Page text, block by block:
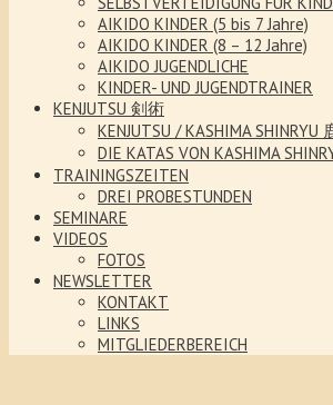
AIKIDO KINDER (5 bis 7 Jahre)
AIKIDO KINDER (8 – 12 Jahre)
AIKIDO JUGENDLICHE
KINDER- UND JUGENDTRAINER
KENJUTSU 剣術
KENJUTSU / KASHIMA SHINRYU
DIE KATAS VON KASHIMA
TRAININGSZEITEN
DREI PROBESTUNDEN
SEMINARE
VIDEOS
FOTOS
NEWSLETTER
KONTAKT
LINKS
MITGLIEDERBEREICH